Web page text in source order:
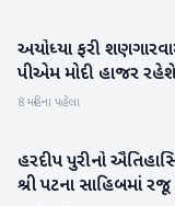
રાષ્ટ્રીય
અયોધ્યા ફરી
પીએમ મોદી હાજર
8 મહિના પહેલા
રાષ્ટ્રીય
હરદીપ પુરીનો
શ્રી પટના સાહિબમાં